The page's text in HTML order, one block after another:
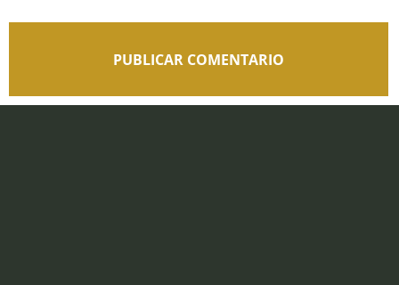
PUBLICAR COMENTARIO